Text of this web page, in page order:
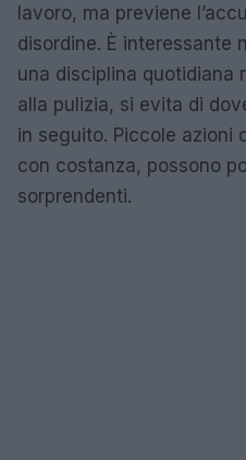
lavoro, ma previene
disordine. È interessante
una disciplina quotidiana
alla pulizia, si evita di
in seguito. Piccole azioni
con costanza, possono
sorprendenti.